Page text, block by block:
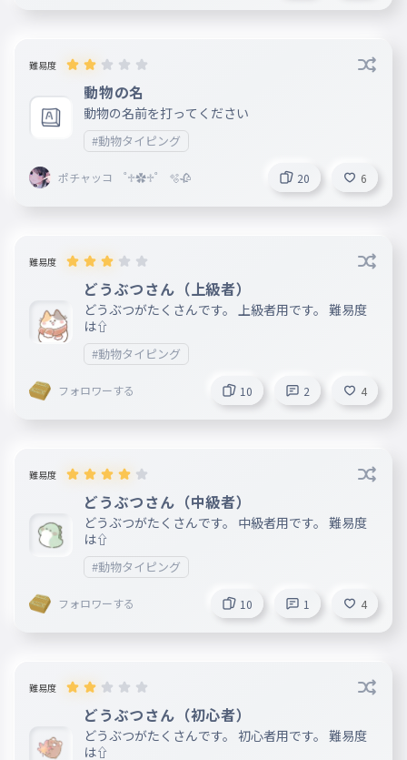
難易度
動物の名
動物の名前を打ってください
#動物タイピング
ポチャッコ ˚♱✿♱˚ 🫧🥀 20 6
難易度
どうぶつさん（上級者）
どうぶつがたくさんです。 上級者用です。 難易度
は⇧
#動物タイピング
フォロワーする 10 2 4
難易度
どうぶつさん（中級者）
どうぶつがたくさんです。 中級者用です。 難易度
は⇧
#動物タイピング
フォロワーする 10 1 4
難易度
どうぶつさん（初心者）
どうぶつがたくさんです。 初心者用です。 難易度
は⇧